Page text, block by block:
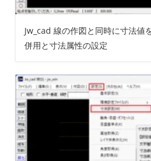
Jw_cad 線の作図と同時に寸法値
併用と寸法属性の設定